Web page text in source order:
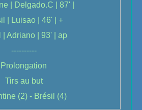
| Delgado.C | 87' |
| Luisao | 46' | +
| Adriano | 93' | ap
----------
Prolongation
Tirs au but
(2) - Brésil (4)